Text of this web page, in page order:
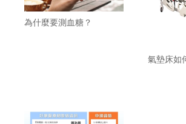
為什麼要測血糖？
氣墊床如